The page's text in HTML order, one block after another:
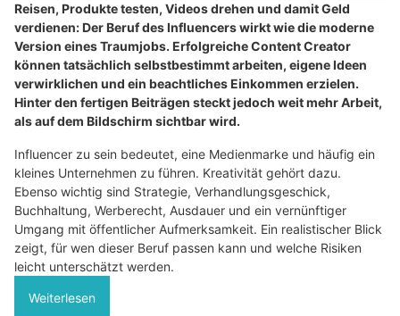
Reisen, Produkte testen, Videos drehen und damit Geld
verdienen: Der Beruf des Influencers wirkt wie die moderne
Version eines Traumjobs. Erfolgreiche Content Creator
können tatsächlich selbstbestimmt arbeiten, eigene Ideen
verwirklichen und ein beachtliches Einkommen erzielen.
Hinter den fertigen Beiträgen steckt jedoch weit mehr Arbeit,
als auf dem Bildschirm sichtbar wird.
Influencer zu sein bedeutet, eine Medienmarke und häufig ein
kleines Unternehmen zu führen. Kreativität gehört dazu.
Ebenso wichtig sind Strategie, Verhandlungsgeschick,
Buchhaltung, Werberecht, Ausdauer und ein vernünftiger
Umgang mit öffentlicher Aufmerksamkeit. Ein realistischer Blick
zeigt, für wen dieser Beruf passen kann und welche Risiken
leicht unterschätzt werden.
Weiterlesen